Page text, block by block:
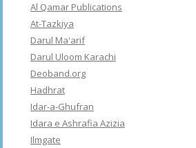
Al Qamar Publications
At-Tazkiya
Darul Ma'arif
Darul Uloom Karachi
Deoband.org
Hadhrat
Idar-a-Ghufran
Idara e Ashrafia Azizia
Ilmgate